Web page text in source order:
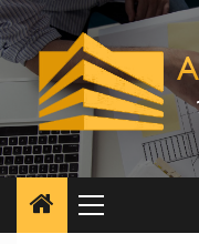
Przejdź
do
treści
Menu
główne